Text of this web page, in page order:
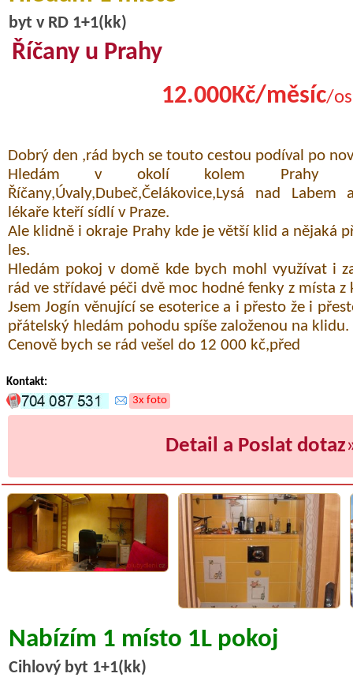
byt v RD 1+1(kk)
Říčany u Prahy
12.000Kč/měsíc/
Dobrý den ,rád bych se touto cestou podíval po
Hledám v okolí kolem Prahy
Říčany,Úvaly,Dubeč,Čelákovice,Lysá nad
lékaře kteří sídlí v Praze.
Ale klidně i okraje Prahy kde je větší klid a nějaká
les.
Hledám pokoj v domě kde bych mohl využívat i
rád ve střídavé péči dvě moc hodné fenky z místa
Jsem Jogín věnující se esoterice a i přesto že i
přátelský hledám pohodu spíše založenou na klidu.
Cenově bych se rád vešel do 12 000 kč,před
Kontakt:
3x foto
Detail a Poslat dotaz
Nabízím 1 místo 1L pokoj
Cihlový byt 1+1(kk)